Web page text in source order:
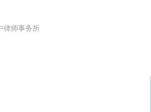
律师事务所